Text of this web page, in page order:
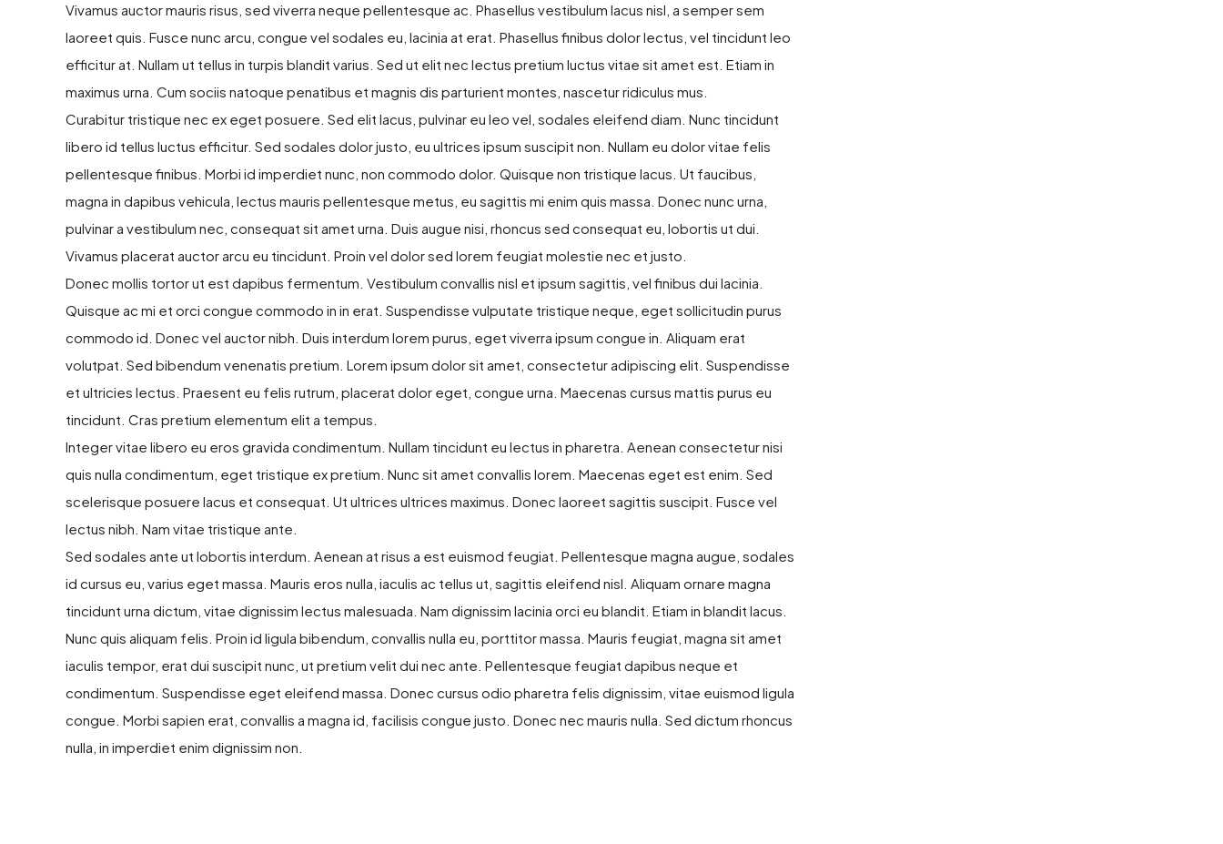
Vivamus auctor mauris risus, sed viverra neque pellentesque ac. Phasellus vestibulum lacus nisl, a semper sem
laoreet quis. Fusce nunc arcu, congue vel sodales eu, lacinia at erat. Phasellus finibus dolor lectus, vel tincidunt leo
efficitur at. Nullam ut tellus in turpis blandit varius. Sed ut elit nec lectus pretium luctus vitae sit amet est. Etiam in
maximus urna. Cum sociis natoque penatibus et magnis dis parturient montes, nascetur ridiculus mus.
Curabitur tristique nec ex eget posuere. Sed elit lacus, pulvinar eu leo vel, sodales eleifend diam. Nunc tincidunt
libero id tellus luctus efficitur. Sed sodales dolor justo, eu ultrices ipsum suscipit non. Nullam eu dolor vitae felis
pellentesque finibus. Morbi id imperdiet nunc, non commodo dolor. Quisque non tristique lacus. Ut faucibus,
magna in dapibus vehicula, lectus mauris pellentesque metus, eu sagittis mi enim quis massa. Donec nunc urna,
pulvinar a vestibulum nec, consequat sit amet urna. Duis augue nisi, rhoncus sed consequat eu, lobortis ut dui.
Vivamus placerat auctor arcu eu tincidunt. Proin vel dolor sed lorem feugiat molestie nec et justo.
Donec mollis tortor ut est dapibus fermentum. Vestibulum convallis nisl et ipsum sagittis, vel finibus dui lacinia.
Quisque ac mi et orci congue commodo in in erat. Suspendisse vulputate tristique neque, eget sollicitudin purus
commodo id. Donec vel auctor nibh. Duis interdum lorem purus, eget viverra ipsum congue in. Aliquam erat
volutpat. Sed bibendum venenatis pretium. Lorem ipsum dolor sit amet, consectetur adipiscing elit. Suspendisse
et ultricies lectus. Praesent eu felis rutrum, placerat dolor eget, congue urna. Maecenas cursus mattis purus eu
tincidunt. Cras pretium elementum elit a tempus.
Integer vitae libero eu eros gravida condimentum. Nullam tincidunt eu lectus in pharetra. Aenean consectetur nisi
quis nulla condimentum, eget tristique ex pretium. Nunc sit amet convallis lorem. Maecenas eget est enim. Sed
scelerisque posuere lacus et consequat. Ut ultrices ultrices maximus. Donec laoreet sagittis suscipit. Fusce vel
lectus nibh. Nam vitae tristique ante.
Sed sodales ante ut lobortis interdum. Aenean at risus a est euismod feugiat. Pellentesque magna augue, sodales
id cursus eu, varius eget massa. Mauris eros nulla, iaculis ac tellus ut, sagittis eleifend nisl. Aliquam ornare magna
tincidunt urna dictum, vitae dignissim lectus malesuada. Nam dignissim lacinia orci eu blandit. Etiam in blandit lacus.
Nunc quis aliquam felis. Proin id ligula bibendum, convallis nulla eu, porttitor massa. Mauris feugiat, magna sit amet
iaculis tempor, erat dui suscipit nunc, ut pretium velit dui nec ante. Pellentesque feugiat dapibus neque et
condimentum. Suspendisse eget eleifend massa. Donec cursus odio pharetra felis dignissim, vitae euismod ligula
congue. Morbi sapien erat, convallis a magna id, facilisis congue justo. Donec nec mauris nulla. Sed dictum rhoncus
nulla, in imperdiet enim dignissim non.